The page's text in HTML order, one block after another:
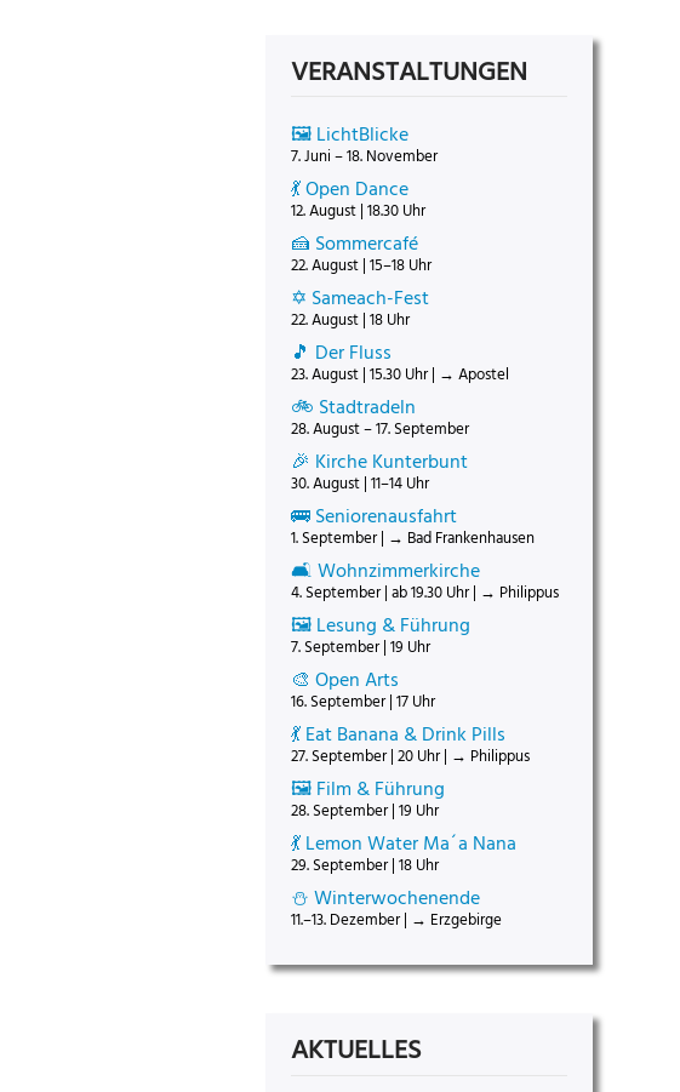
VERANSTALTUNGEN
🖼️ LichtBlicke
7. Juni – 18. November
💃 Open Dance
12. August | 18.30 Uhr
🍰 Sommercafé
22. August | 15–18 Uhr
✡️ Sameach-Fest
22. August | 18 Uhr
🎵 Der Fluss
23. August | 15.30 Uhr | → Apostel
🚲 Stadtradeln
28. August – 17. September
🎉 Kirche Kunterbunt
30. August | 11–14 Uhr
🚌 Seniorenausfahrt
1. September | → Bad Frankenhausen
🛋️ Wohnzimmerkirche
4. September | ab 19.30 Uhr | → Philippus
🖼️ Lesung & Führung
7. September | 19 Uhr
🎨 Open Arts
16. September | 17 Uhr
💃 Eat Banana & Drink Pills
27. September | 20 Uhr | → Philippus
🖼️ Film & Führung
28. September | 19 Uhr
💃 Lemon Water Ma´a Nana
29. September | 18 Uhr
⛄ Winterwochenende
11.–13. Dezember | → Erzgebirge
AKTUELLES